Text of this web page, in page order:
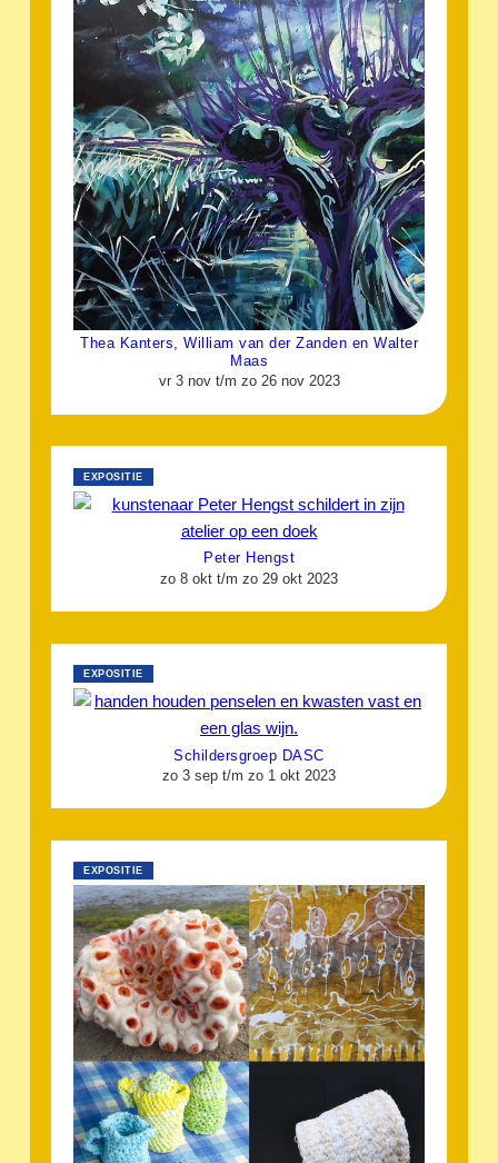
Thea Kanters, William van der Zanden en Walter
Maas
vr 3 nov t/m zo 26 nov 2023
EXPOSITIE
Peter Hengst
zo 8 okt t/m zo 29 okt 2023
EXPOSITIE
Schildersgroep DASC
zo 3 sep t/m zo 1 okt 2023
EXPOSITIE